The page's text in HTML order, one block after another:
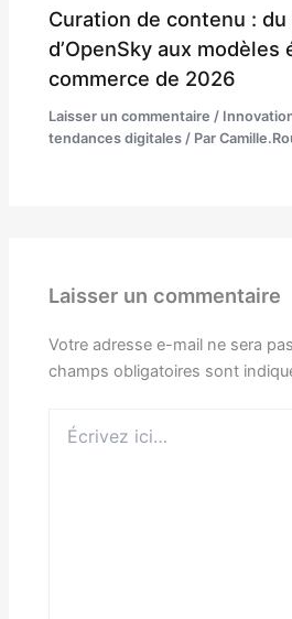
Curation de contenu :
d’OpenSky aux
commerce de 2026
Laisser un commentaire /
tendances digitales / Par
Laisser un commentaire
Votre adresse e-mail ne sera
champs obligatoires sont
ici…